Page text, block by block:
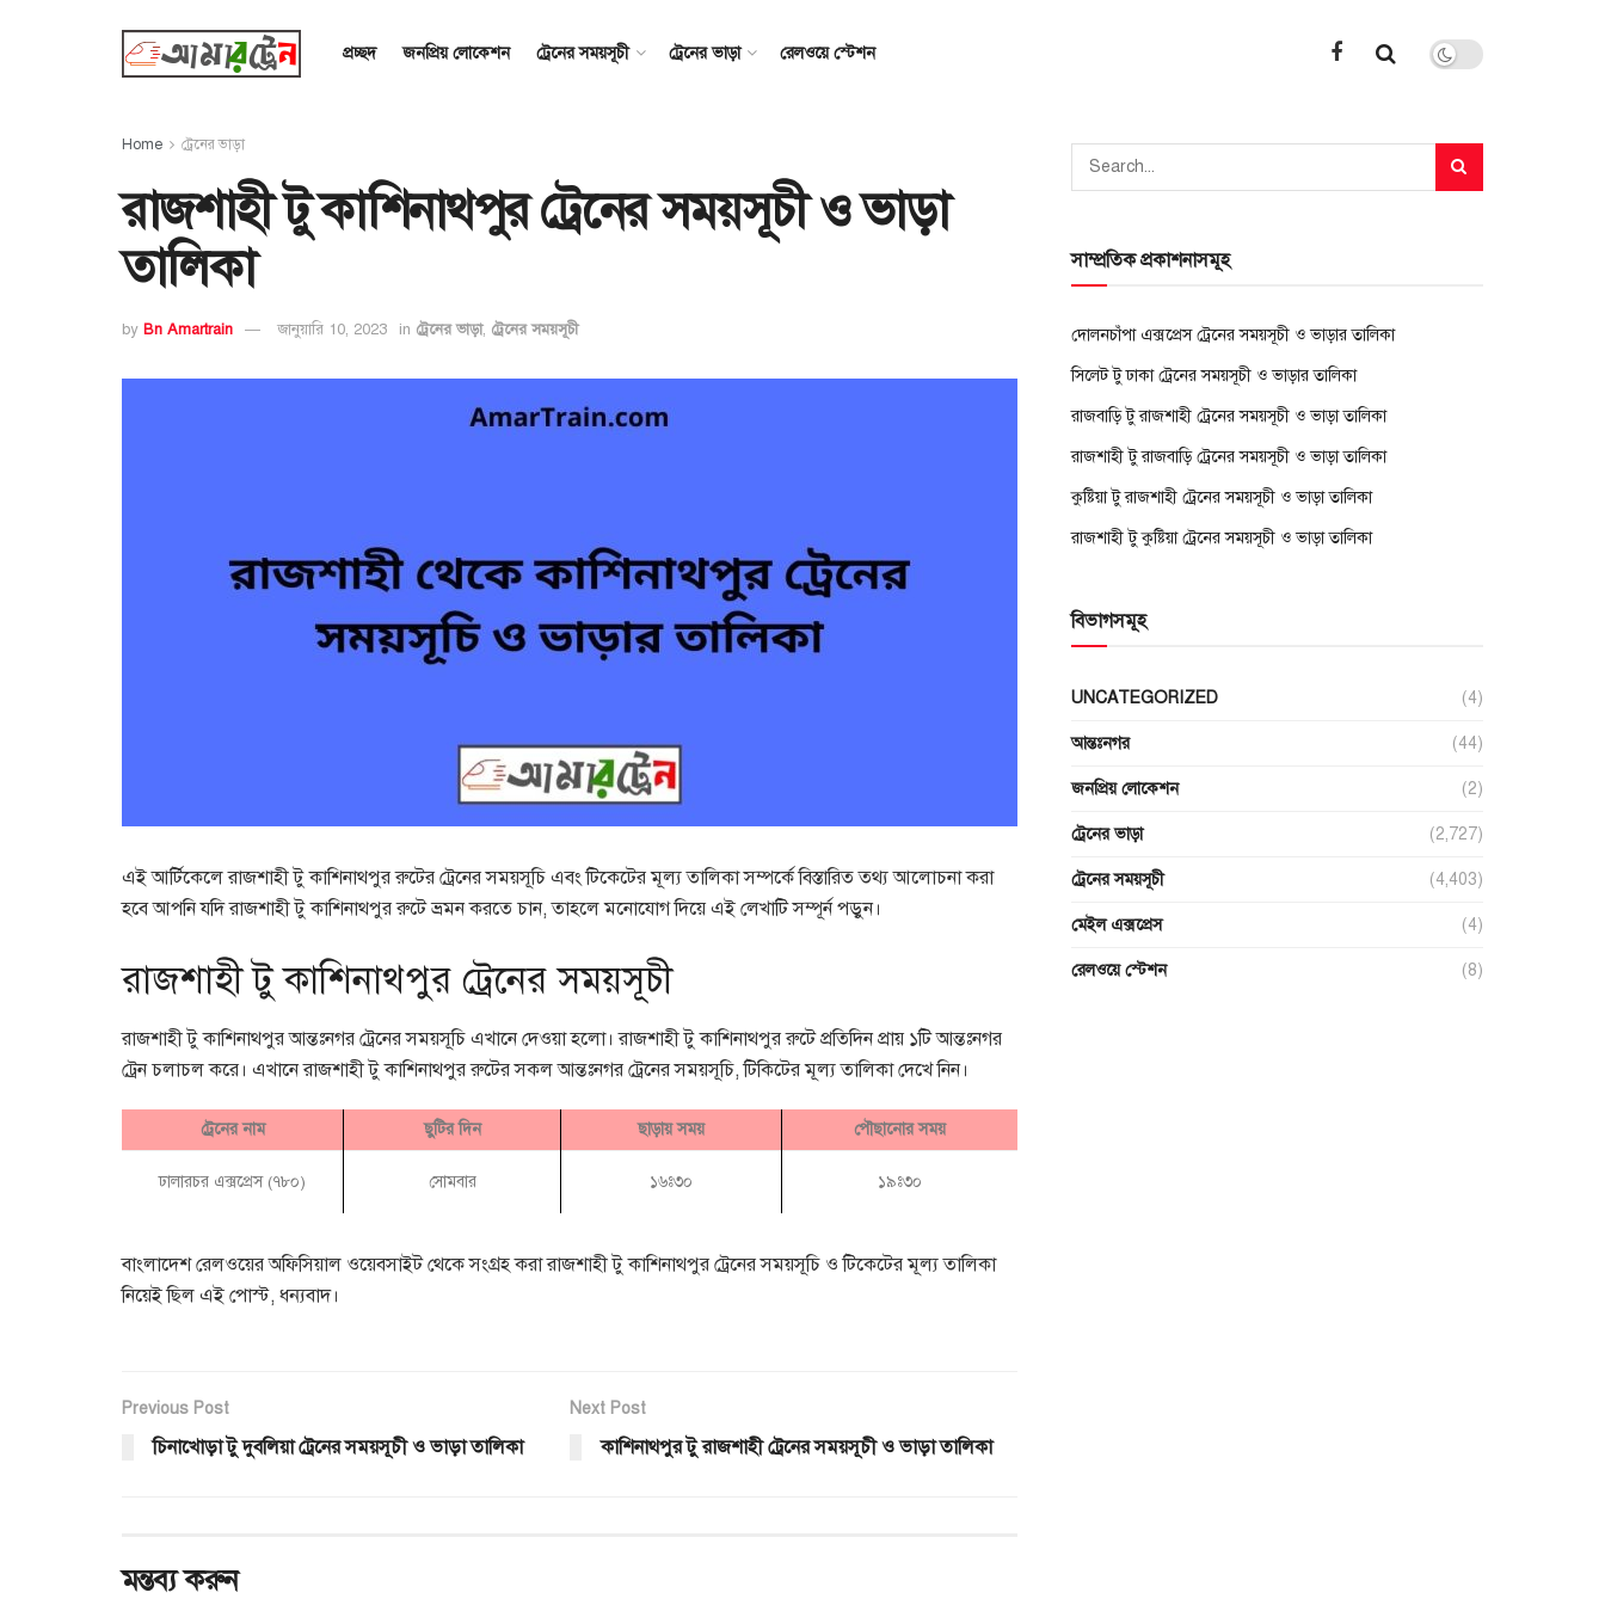
প্রচ্ছদ জনপ্রিয় লোকেশন ট্রেনের সময়সূচী ট্রেনের ভাড়া রেলওয়ে স্টেশন
Home ট্রেনের ভাড়া
রাজশাহী টু কাশিনাথপুর ট্রেনের সময়সূচী ও ভাড়া
তালিকা
by Bn Amartrain জানুয়ারি 10, 2023 in ট্রেনের ভাড়া, ট্রেনের সময়সূচী
এই আর্টিকেলে রাজশাহী টু কাশিনাথপুর রুটের ট্রেনের সময়সূচি এবং টিকেটের মূল্য তালিকা সম্পর্কে বিস্তারিত তথ্য আলোচনা করা
হবে আপনি যদি রাজশাহী টু কাশিনাথপুর রুটে ভ্রমন করতে চান, তাহলে মনোযোগ দিয়ে এই লেখাটি সম্পূর্ন পড়ুন।
রাজশাহী টু কাশিনাথপুর ট্রেনের সময়সূচী
রাজশাহী টু কাশিনাথপুর আন্তঃনগর ট্রেনের সময়সূচি এখানে দেওয়া হলো। রাজশাহী টু কাশিনাথপুর রুটে প্রতিদিন প্রায় ১টি আন্তঃনগর
ট্রেন চলাচল করে। এখানে রাজশাহী টু কাশিনাথপুর রুটের সকল আন্তঃনগর ট্রেনের সময়সূচি, টিকিটের মূল্য তালিকা দেখে নিন।
ট্রেনের নাম ছুটির দিন ছাড়ায় সময় পৌছানোর সময়
ঢালারচর এক্সপ্রেস (৭৮০) সোমবার ১৬ঃ৩০ ১৯ঃ৩০
বাংলাদেশ রেলওয়ের অফিসিয়াল ওয়েবসাইট থেকে সংগ্রহ করা রাজশাহী টু কাশিনাথপুর ট্রেনের সময়সূচি ও টিকেটের মূল্য তালিকা
নিয়েই ছিল এই পোস্ট, ধন্যবাদ।
Previous Post
চিনাখোড়া টু দুবলিয়া ট্রেনের সময়সূচী ও ভাড়া তালিকা
Next Post
কাশিনাথপুর টু রাজশাহী ট্রেনের সময়সূচী ও ভাড়া তালিকা
মন্তব্য করুন
সাম্প্রতিক প্রকাশনাসমূহ
দোলনচাঁপা এক্সপ্রেস ট্রেনের সময়সূচী ও ভাড়ার তালিকা
সিলেট টু ঢাকা ট্রেনের সময়সূচী ও ভাড়ার তালিকা
রাজবাড়ি টু রাজশাহী ট্রেনের সময়সূচী ও ভাড়া তালিকা
রাজশাহী টু রাজবাড়ি ট্রেনের সময়সূচী ও ভাড়া তালিকা
কুষ্টিয়া টু রাজশাহী ট্রেনের সময়সূচী ও ভাড়া তালিকা
রাজশাহী টু কুষ্টিয়া ট্রেনের সময়সূচী ও ভাড়া তালিকা
বিভাগসমূহ
UNCATEGORIZED (4)
আন্তঃনগর (44)
জনপ্রিয় লোকেশন (2)
ট্রেনের ভাড়া (2,727)
ট্রেনের সময়সূচী (4,403)
মেইল এক্সপ্রেস (4)
রেলওয়ে স্টেশন (8)